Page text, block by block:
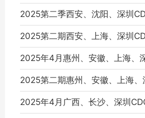
2025第二季西安、沈阳、深圳
2025第二期西安、上海、深圳
2025年4月惠州、安徽、上海、
2025第二期惠州、安徽、上海
2025年4月广西、长沙、深圳